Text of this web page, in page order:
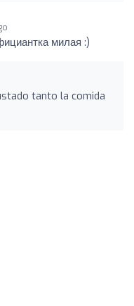
милая :)
tanto la comida